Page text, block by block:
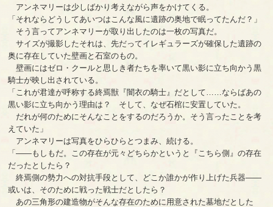
アンネマリーは少しばかり考えながら声をかけてくる。
「それならどうしてあいつはこんな風に遺跡の奥地で眠ってたんだ？」
そう言ってアンネマリーが取り出したのは一枚の写真だ。
サイズが撮影したそれは、先だってイレギュラーズが確保した遺跡の
奥に存在していた壁画と石室のもの。
壁画にはゼロ・クールと思しき者たちを率いて黒い影に立ち向かう黒
騎士が映し出されている。
「これが君達が呼称する終焉獣『闇衣の騎士』だとして……ならばあの
黒い影に立ち向かう理由は？ そして、なぜ石棺に安置していた。
だれが何のためにそんなことをするのだろうか。そう言ったことを考
えていた」
アンネマリーは写真をひらひらとつまみ、続ける。
「――もしもだ。この存在が元々どちらかというと『こちら側』の存在
だったとしたら？
終焉側の勢力への対抗手段として、どこか誰かが作り上げた兵器――
或いは、そのために戦った戦士だとしたら？
あの三角形の建造物がそんな存在のために用意された墓地だとした